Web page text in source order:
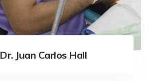
Dr. Juan Carlos Hall